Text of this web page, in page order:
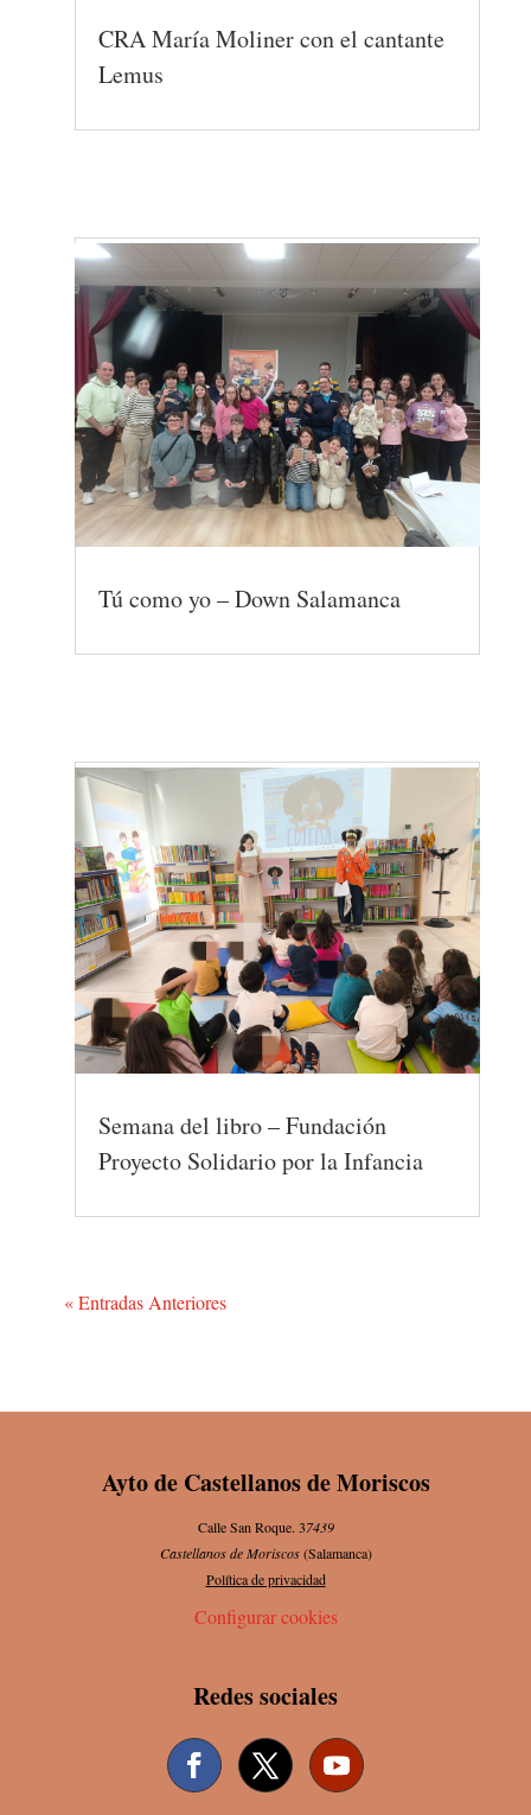
CRA María Moliner con el cantante
Lemus
Tú como yo – Down Salamanca
Semana del libro – Fundación
Proyecto Solidario por la Infancia
« Entradas Anteriores
Ayto de Castellanos de Moriscos
Calle San Roque. 37439
Castellanos de Moriscos(Salamanca)
Política de privacidad
Configurar cookies
Redes sociales